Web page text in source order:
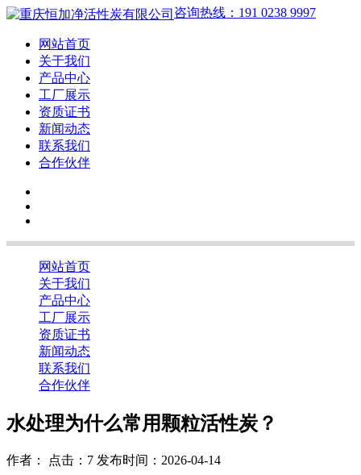
咨询热线：191 0238 9997
网站首页
关于我们
产品中心
工厂展示
资质证书
新闻动态
联系我们
合作伙伴
网站首页
关于我们
产品中心
工厂展示
资质证书
新闻动态
联系我们
合作伙伴
水处理为什么常用颗粒活性炭？
作者： 点击：7 发布时间：2026-04-14